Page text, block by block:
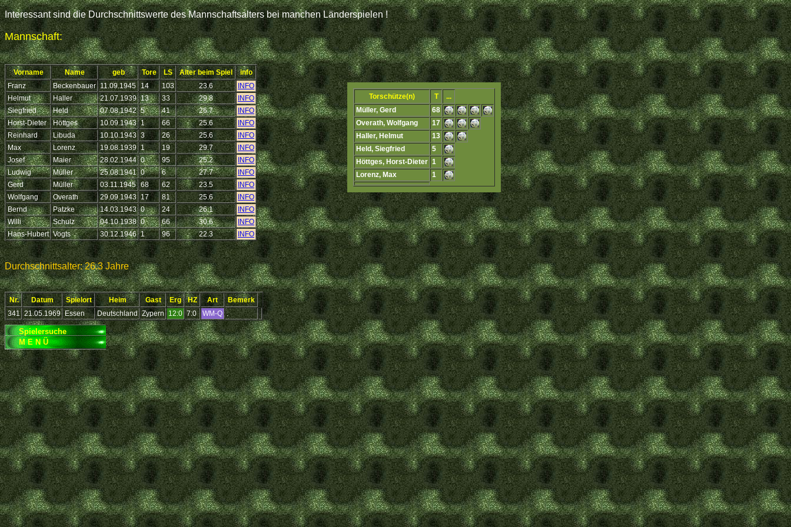
Interessant sind die Durchschnittswerte des Mannschaftsalters bei manchen Länderspielen !
Mannschaft:
Vorname Name geb Tore LS Alter beim Spiel
info
Franz
Beckenbauer 11.09.1945 14 103 23.6
INFO
Helmut
Haller 21.07.1939 13 33 29.8
INFO
Siegfried
Held 07.08.1942 5 41 26.7
INFO
Horst-Dieter
Höttges 10.09.1943 1 66 25.6
INFO
Reinhard
Libuda 10.10.1943 3 26 25.6
INFO
Max
Lorenz 19.08.1939 1 19 29.7
INFO
Josef
Maier 28.02.1944 0 95 25.2
INFO
Ludwig
Müller 25.08.1941 0 6 27.7
INFO
Gerd
Müller 03.11.1945 68 62 23.5
INFO
Wolfgang
Overath 29.09.1943 17 81 25.6
INFO
Bernd
Patzke 14.03.1943 0 24 26.1
INFO
Willi
Schulz 04.10.1938 0 66 30.6
INFO
Hans-Hubert Vogts 30.12.1946 1 96 22.3 INFO
Durchschnittsalter: 26.3 Jahre
Nr. Datum Spielort Heim Gast Erg HZ Art
Bemerk
341 21.05.1969 Essen Deutschland Zypern 12:0 7:0 WM-Q .
Torschütze(n) T
...
Müller, Gerd
68
Overath, Wolfgang
17
Haller, Helmut
13
Held, Siegfried
5
Höttges, Horst-Dieter 1
Lorenz, Max
1
Spielersuche
M E N Ü